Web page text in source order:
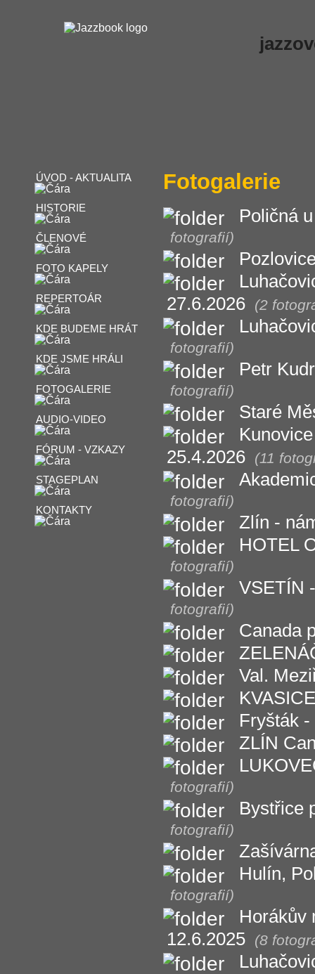
ÚVOD - AKTUALITA
HISTORIE
ČLENOVÉ
FOTO KAPELY
REPERTOÁR
KDE BUDEME HRÁT
KDE JSME HRÁLI
FOTOGALERIE
AUDIO-VIDEO
FÓRUM - VZKAZY
STAGEPLAN
KONTAKTY
Fotogalerie
Poličná
fotografií)
27.6.2026
(2
fotografií)
Petr
fotografií)
Staré
25.4.2026
(11
fotografií)
Zlín -
HOTEL
fotografií)
VSETÍN
fotografií)
Canada
Val.
Fryšták
ZLÍN
fotografií)
Bystřice
fotografií)
Hulín,
fotografií)
Horákův
12.6.2025
(8